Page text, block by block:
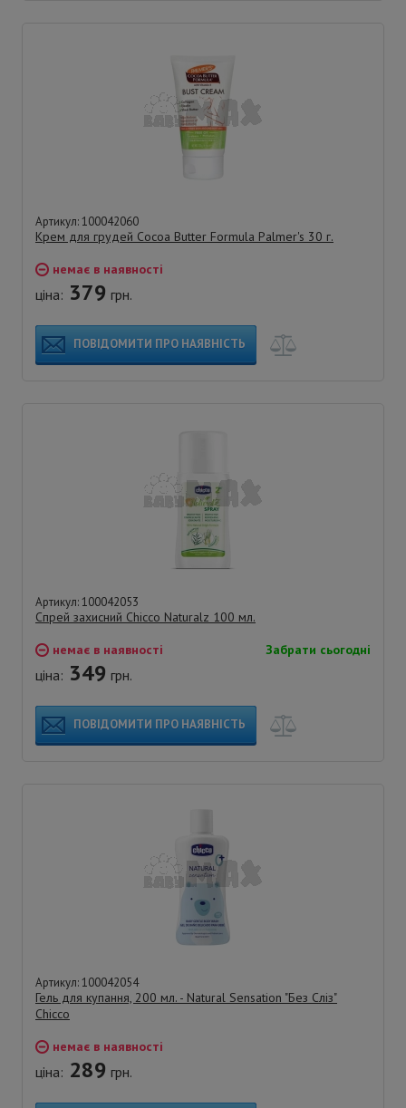
Артикул: 100042060
Крем для грудей Cocoa Butter Formula Palmer's 30 г.
немає в наявності
ціна: 379 грн.
ПОВІДОМИТИ ПРО НАЯВНІСТЬ
Артикул: 100042053
Спрей захисний Chicco Naturalz 100 мл.
немає в наявності
Забрати сьогодні
ціна: 349 грн.
ПОВІДОМИТИ ПРО НАЯВНІСТЬ
Артикул: 100042054
Гель для купання, 200 мл. - Natural Sensation "Без Сліз"
Chicco
немає в наявності
ціна: 289 грн.